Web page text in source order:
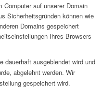
Computer auf unserer Domain
Sicherheitsgründen können wie
Domains gespeichert
Ihres Browsers
dauerhaft ausgeblendet wird und
abgelehnt werden. Wir
gespeichert wird.